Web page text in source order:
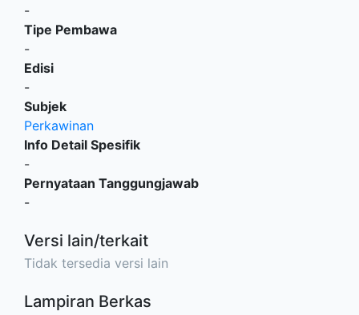
-
Tipe Pembawa
-
Edisi
-
Subjek
Perkawinan
Info Detail Spesifik
-
Pernyataan Tanggungjawab
-
Versi lain/terkait
Tidak tersedia versi lain
Lampiran Berkas